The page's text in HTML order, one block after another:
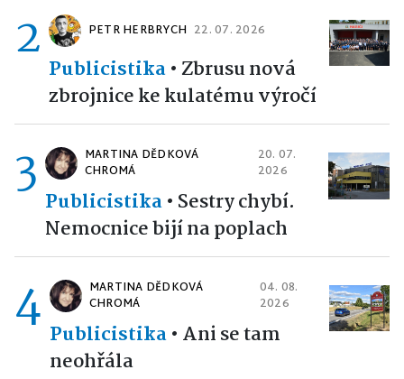
2 PETR HERBRYCH 22. 07. 2026
Publicistika• Zbrusu nová
zbrojnice ke kulatému výročí
3
MARTINA DĚDKOVÁ
CHROMÁ
20. 07.
2026
Publicistika• Sestry chybí.
Nemocnice bijí na poplach
4
MARTINA DĚDKOVÁ
CHROMÁ
04. 08.
2026
Publicistika• Ani se tam
neohřála